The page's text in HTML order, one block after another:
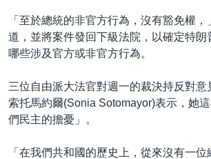
「至於總統的非官方行為，沒有豁免權
道，並將案件發回下級法院，以確定特朗
哪些涉及官方或非官方行為。
三位自由派大法官對週一的裁決持反對意
索托馬約爾(Sonia Sotomayor)表示，她
們民主的擔憂」。
「在我們共和國的歷史上，從來沒有一位